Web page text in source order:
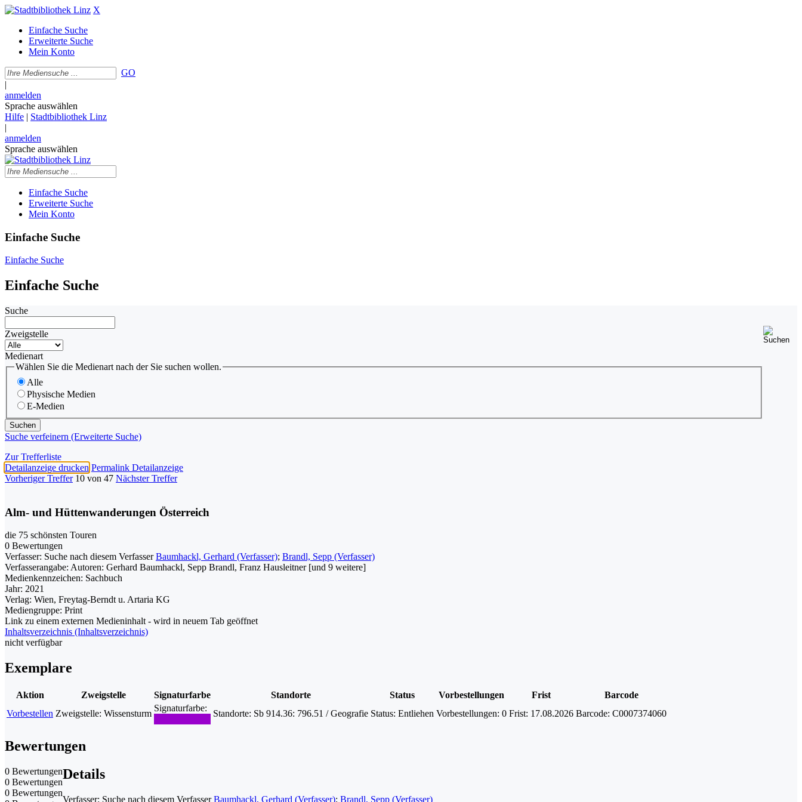
X
Einfache Suche
Erweiterte Suche
Mein Konto
GO
|
anmelden
Sprache auswählen
Hilfe | Stadtbibliothek Linz
|
anmelden
Sprache auswählen
Einfache Suche
Erweiterte Suche
Mein Konto
Einfache Suche
Einfache Suche
Einfache Suche
Suche
Zweigstelle
Medienart
Wählen Sie die Medienart nach der Sie suchen wollen.
Alle
Physische Medien
E-Medien
Suche verfeinern (Erweiterte Suche)
Zur Trefferliste
Detailanzeige drucken Permalink Detailanzeige
Vorheriger Treffer 10 von 47 Nächster Treffer
Alm- und Hüttenwanderungen Österreich
die 75 schönsten Touren
0 Bewertungen
Verfasser: Suche nach diesem Verfasser Baumhackl, Gerhard (Verfasser); Brandl, Sepp (Verfasser)
Verfasserangabe: Autoren: Gerhard Baumhackl, Sepp Brandl, Franz Hausleitner [und 9 weitere]
Medienkennzeichen: Sachbuch
Jahr: 2021
Verlag: Wien, Freytag-Berndt u. Artaria KG
Mediengruppe: Print
Link zu einem externen Medieninhalt - wird in neuem Tab geöffnet
Inhaltsverzeichnis (Inhaltsverzeichnis)
nicht verfügbar
Exemplare
Aktion Zweigstelle Signaturfarbe Standorte Status Vorbestellungen Frist
Barcode
Vorbestellen Zweigstelle: Wissensturm
Signaturfarbe:
Standorte: Sb 914.36: 796.51 / Geografie Status: Entliehen Vorbestellungen: 0 Frist: 17.08.2026 Barcode: C0007374060
Bewertungen
0 Bewertungen
0 Bewertungen
0 Bewertungen
Details
Verfasser: Suche nach diesem Verfasser Baumhackl, Gerhard (Verfasser); Brandl, Sepp (Verfasser)